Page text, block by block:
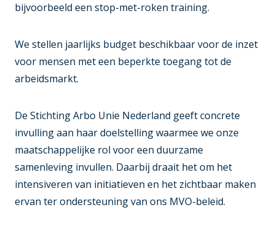
bijvoorbeeld een stop-met-roken training.
We stellen jaarlijks budget beschikbaar voor de inzet
voor mensen met een beperkte toegang tot de
arbeidsmarkt.
De Stichting Arbo Unie Nederland geeft concrete
invulling aan haar doelstelling waarmee we onze
maatschappelijke rol voor een duurzame
samenleving invullen. Daarbij draait het om het
intensiveren van initiatieven en het zichtbaar maken
ervan ter ondersteuning van ons MVO-beleid.